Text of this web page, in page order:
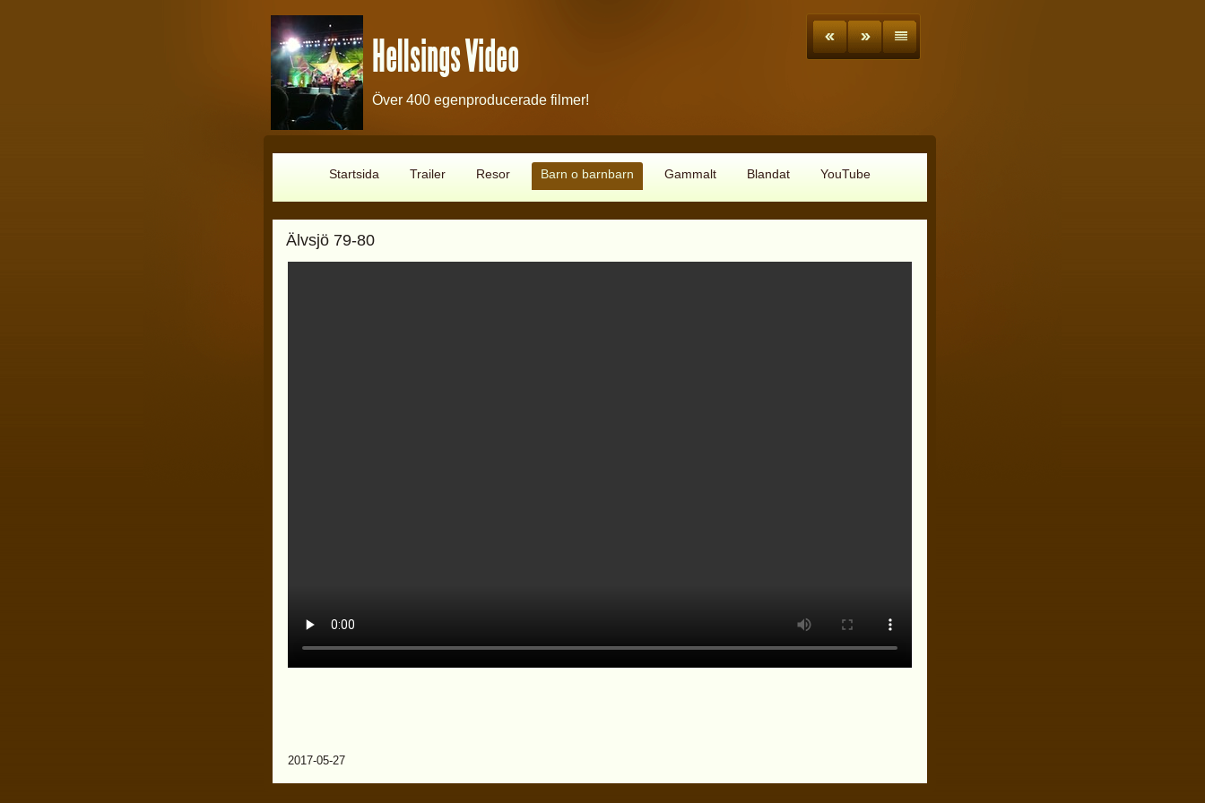
Hellsings Video
Över 400 egenproducerade filmer!
Startsida Trailer Resor Barn o barnbarn Gammalt Blandat YouTube
Älvsjö 79-80
2017-05-27